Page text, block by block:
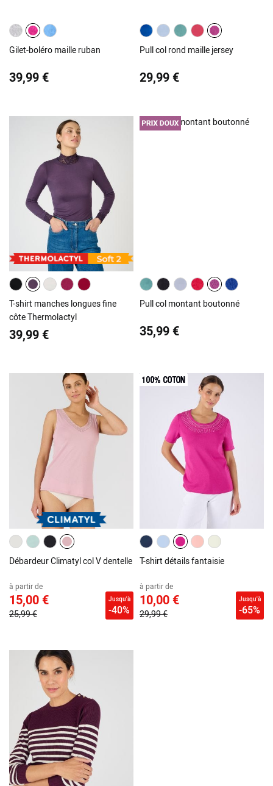
Gilet-boléro maille ruban
39,99 €
Pull col rond maille jersey
29,99 €
T-shirt manches longues fine
côte Thermolactyl
39,99 €
Pull col montant boutonné
35,99 €
Débardeur Climatyl col V dentelle
à partir de
15,00 €
25,99 €
Jusqu'à
-40%
T-shirt détails fantaisie
à partir de
10,00 €
29,99 €
Jusqu'à
-65%